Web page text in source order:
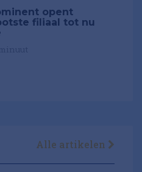
opent
filiaal tot nu
Alle artikelen